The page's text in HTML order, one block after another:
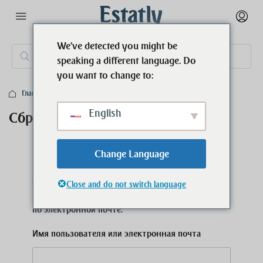
Главная
Сброс пароля
Введите свое имя пользователя или адрес
электронной почты.
по электронной почте.
Имя пользователя или электронная почта
We've detected you might be
speaking a different language. Do
you want to change to:
English
Change Language
Close and do not switch language